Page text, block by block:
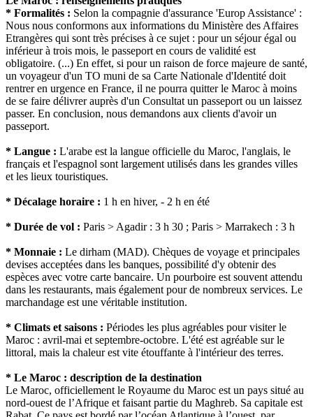
* Formalités : Selon la compagnie d'assurance 'Europ Assistance' :
Nous nous conformons aux informations du Ministère des Affaires
Etrangères qui sont très précises à ce sujet : pour un séjour égal ou
inférieur à trois mois, le passeport en cours de validité est
obligatoire. (...) En effet, si pour un raison de force majeure de santé,
un voyageur d'un TO muni de sa Carte Nationale d'Identité doit
rentrer en urgence en France, il ne pourra quitter le Maroc à moins
de se faire délivrer auprès d'un Consultat un passeport ou un laissez
passer. En conclusion, nous demandons aux clients d'avoir un
passeport.
* Langue : L'arabe est la langue officielle du Maroc, l'anglais, le
français et l'espagnol sont largement utilisés dans les grandes villes
et les lieux touristiques.
* Décalage horaire : 1 h en hiver, - 2 h en été
* Durée de vol : Paris > Agadir : 3 h 30 ; Paris > Marrakech : 3 h
* Monnaie : Le dirham (MAD). Chèques de voyage et principales
devises acceptées dans les banques, possibilité d'y obtenir des
espèces avec votre carte bancaire. Un pourboire est souvent attendu
dans les restaurants, mais également pour de nombreux services. Le
marchandage est une véritable institution.
* Climats et saisons : Périodes les plus agréables pour visiter le
Maroc : avril-mai et septembre-octobre. L'été est agréable sur le
littoral, mais la chaleur est vite étouffante à l'intérieur des terres.
* Le Maroc : description de la destination
Le Maroc, officiellement le Royaume du Maroc est un pays situé au
nord-ouest de l’Afrique et faisant partie du Maghreb. Sa capitale est